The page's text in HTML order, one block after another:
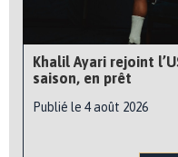
Khalil Ayari rejoint
saison, en prêt
Publié le 4 août 2026